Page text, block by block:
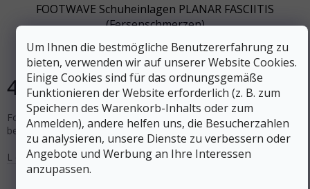
Um Ihnen die bestmögliche Benutzererfahrung zu
bieten, verwenden wir auf unserer Website Cookies.
Einige Cookies sind für das ordnungsgemäße
Funktionieren der Website erforderlich (z. B. zum
Speichern des Warenkorb-Inhalts oder zum
Anmelden), andere helfen uns, die Besucherzahlen
zu analysieren, unsere Dienste zu verbessern oder
Angebote und Werbung an Ihre Interessen
anzupassen.
FOOTWAVE Schuheinlagen PLANAR FASCIITIS
(Fersenschmerzen)
Auf Lager
48 € DETAIL
FootWave™ Plantar Fasciitis Einlegesohle zur Schmerzlinderung
bei Fersenschmerzen, Plantar Fasciitis und Fersensporn.
L (44-45)
M (42-43) S (39-41) XL (46-48) XS (35-38)